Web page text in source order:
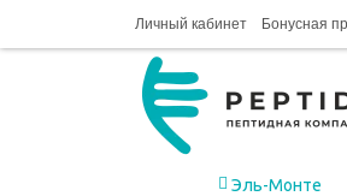
Личный кабинет Бонусная
Эль-Монте